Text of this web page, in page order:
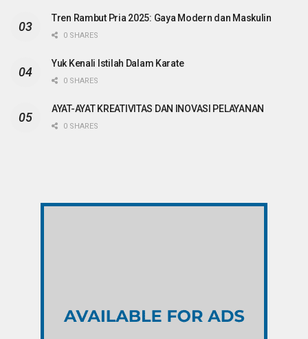
Tren Rambut Pria 2025: Gaya Modern dan Maskulin
0 SHARES
Yuk Kenali Istilah Dalam Karate
0 SHARES
AYAT-AYAT KREATIVITAS DAN INOVASI PELAYANAN
0 SHARES